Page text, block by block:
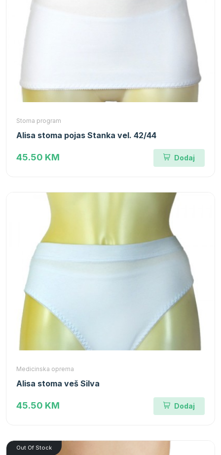
Stoma program
Alisa stoma pojas Stanka vel. 42/44
45.50 KM Dodaj
Medicinska oprema
Alisa stoma veš Silva
45.50 KM Dodaj
Out Of Stock